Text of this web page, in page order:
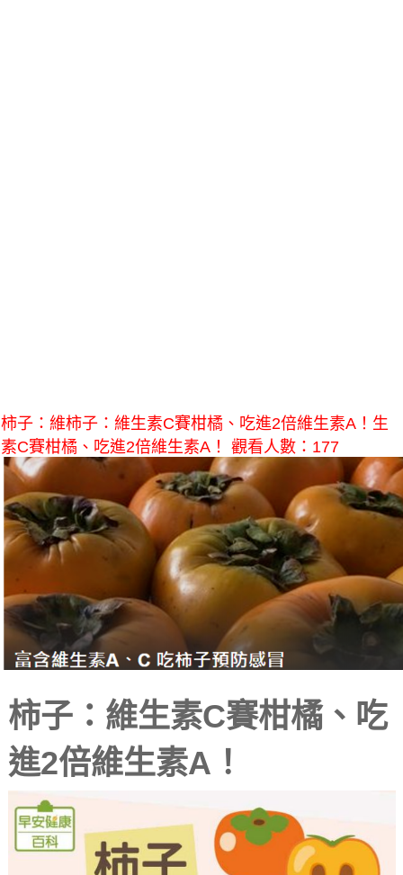
柿子：維柿子：維生素C賽柑橘、吃進2倍維生素A！生
素C賽柑橘、吃進2倍維生素A！ 觀看人數：177
柿子：維生素C賽柑橘、吃
進2倍維生素A！